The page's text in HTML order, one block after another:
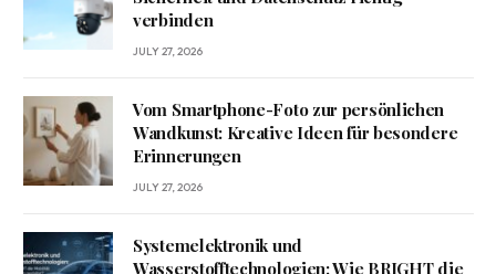
verbinden
JULY 27, 2026
Vom Smartphone-Foto zur persönlichen
Wandkunst: Kreative Ideen für besondere
Erinnerungen
JULY 27, 2026
Systemelektronik und
Wasserstofftechnologien: Wie BRIGHT die